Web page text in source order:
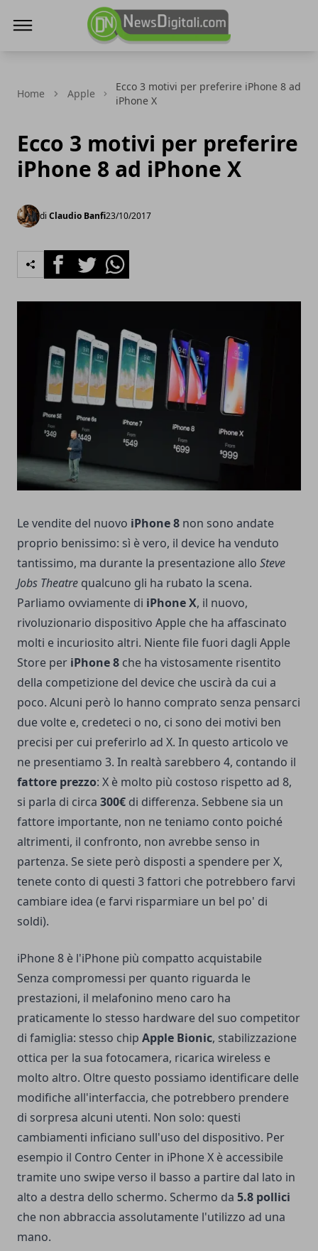
Home Apple
Ecco 3 motivi per preferire iPhone 8 ad
iPhone X
Ecco 3 motivi per preferire
iPhone 8 ad iPhone X
di Claudio Banfi23/10/2017
FacebookTwitterWhatsapp
Le vendite del nuovo iPhone 8 non sono andate
proprio benissimo: sì è vero, il device ha venduto
tantissimo, ma durante la presentazione allo Steve
Jobs Theatre qualcuno gli ha rubato la scena.
Parliamo ovviamente di iPhone X, il nuovo,
rivoluzionario dispositivo Apple che ha affascinato
molti e incuriosito altri. Niente file fuori dagli Apple
Store per iPhone 8 che ha vistosamente risentito
della competizione del device che uscirà da cui a
poco. Alcuni però lo hanno comprato senza pensarci
due volte e, credeteci o no, ci sono dei motivi ben
precisi per cui preferirlo ad X. In questo articolo ve
ne presentiamo 3. In realtà sarebbero 4, contando il
fattore prezzo: X è molto più costoso rispetto ad 8,
si parla di circa 300€ di differenza. Sebbene sia un
fattore importante, non ne teniamo conto poiché
altrimenti, il confronto, non avrebbe senso in
partenza. Se siete però disposti a spendere per X,
tenete conto di questi 3 fattori che potrebbero farvi
cambiare idea (e farvi risparmiare un bel po' di
soldi).
iPhone 8 è l'iPhone più compatto acquistabile
Senza compromessi per quanto riguarda le
prestazioni, il melafonino meno caro ha
praticamente lo stesso hardware del suo competitor
di famiglia: stesso chip Apple Bionic, stabilizzazione
ottica per la sua fotocamera, ricarica wireless e
molto altro. Oltre questo possiamo identificare delle
modifiche all'interfaccia, che potrebbero prendere
di sorpresa alcuni utenti. Non solo: questi
cambiamenti inficiano sull'uso del dispositivo. Per
esempio il Contro Center in iPhone X è accessibile
tramite uno swipe verso il basso a partire dal lato in
alto a destra dello schermo. Schermo da 5.8 pollici
che non abbraccia assolutamente l'utilizzo ad una
mano.